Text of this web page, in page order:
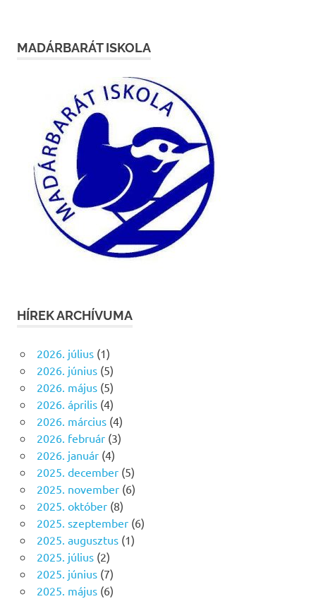
MADÁRBARÁT ISKOLA
HÍREK ARCHÍVUMA
2026. július(1)
2026. június(5)
2026. május(5)
2026. április(4)
2026. március(4)
2026. február(3)
2026. január(4)
2025. december(5)
2025. november(6)
2025. október(8)
2025. szeptember(6)
2025. augusztus(1)
2025. július(2)
2025. június(7)
2025. május(6)